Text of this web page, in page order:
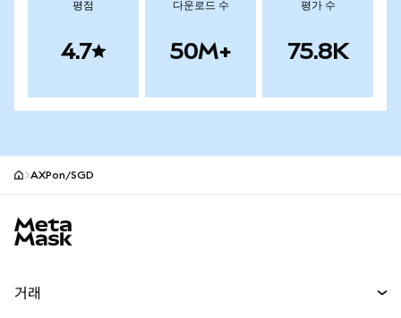
평점
4.7
다운로드 수
50M+
평가 수
75.8K
AXPon/SGD
거래